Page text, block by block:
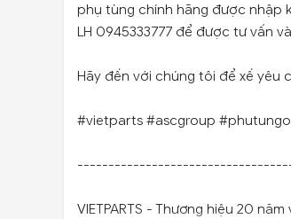
phụ tùng chính hãng được nhập
LH 0945333777 để được tư vấn
Hãy đến với chúng tôi để xế yêu
#vietparts #ascgroup
VIETPARTS - Thương hiệu 20